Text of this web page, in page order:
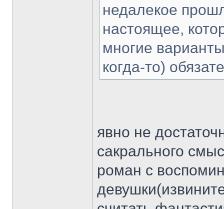
недалекое
настоящее,
многие
когда-то)
явно не
сакрального
роман с